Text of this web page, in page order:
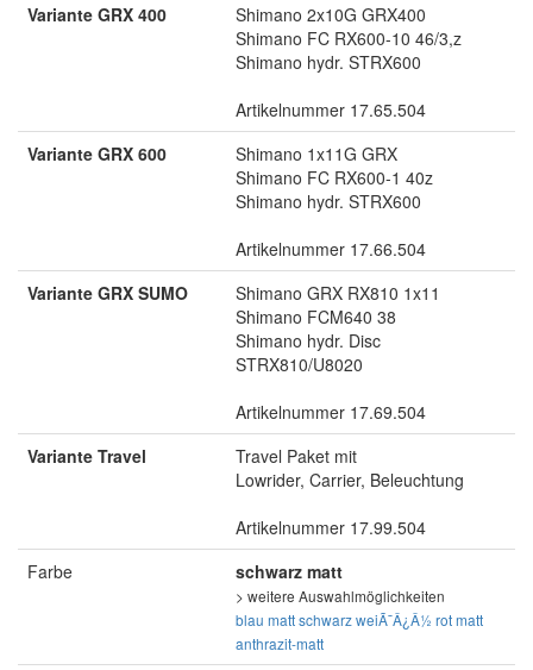
Variante GRX 400
Shimano 2x10G GRX400
Shimano FC RX600-10 46/3,z
Shimano hydr. STRX600
Artikelnummer 17.65.504
Variante GRX 600
Shimano 1x11G GRX
Shimano FC RX600-1 40z
Shimano hydr. STRX600
Artikelnummer 17.66.504
Variante GRX SUMO
Shimano GRX RX810 1x11
Shimano FCM640 38
Shimano hydr. Disc
STRX810/U8020
Artikelnummer 17.69.504
Variante Travel
Travel Paket mit
Lowrider, Carrier, Beleuchtung
Artikelnummer 17.99.504
Farbe
schwarz matt
> weitere Auswahlmöglichkeiten
blau mattschwarzweiÃ¯Â¿Â½ rot matt
anthrazit-matt